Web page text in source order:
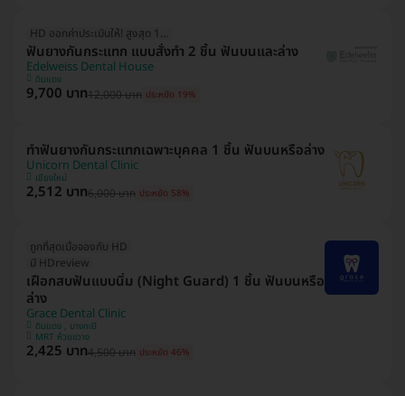
HD ออกค่าประเมินให้! สูงสุด 1000 บ.
ฟันยางกันกระแทก แบบสั่งทำ 2 ชิ้น ฟันบนและล่าง
Edelweiss Dental House
ดินแดง
9,700 บาท12,000 บาท ประหยัด 19%
ทำฟันยางกันกระแทกเฉพาะบุคคล 1 ชิ้น ฟันบนหรือล่าง
Unicorn Dental Clinic
เชียงใหม่
2,512 บาท6,000 บาท ประหยัด 58%
ถูกที่สุดเมื่อจองกับ HD
มี HDreview
เฝือกสบฟันแบบนิ่ม (Night Guard) 1 ชิ้น ฟันบนหรือ
ล่าง
Grace Dental Clinic
ดินแดง , บางกะปิ
MRT ห้วยขวาง
2,425 บาท4,500 บาท ประหยัด 46%